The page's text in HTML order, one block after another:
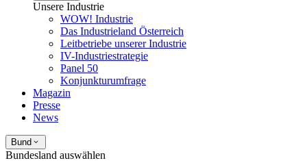
Unsere Industrie
WOW! Industrie
Das Industrieland Österreich
Leitbetriebe unserer Industrie
IV-Industriestrategie
Panel 50
Konjunkturumfrage
Magazin
Presse
News
Bund
Bundesland auswählen